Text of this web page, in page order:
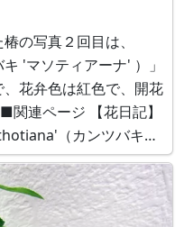
椿の写真２回目は、
'マソティアーナ' ）」
花弁色は紅色で、開花
（カンツバキ
図鑑 花日記2024年2月